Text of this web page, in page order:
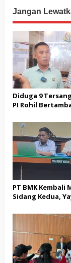
Jangan
Diduga 9
PI Rohil
PT BMK Kembali
Sidang Kedua,
Hukum